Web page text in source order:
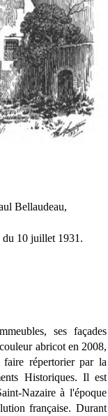
Bellaudeau,
du 10 juillet 1931.
ses façades
abricot en 2008,
faire répertorier par la
Historiques. Il est
Nazaire à l'époque
française. Durant